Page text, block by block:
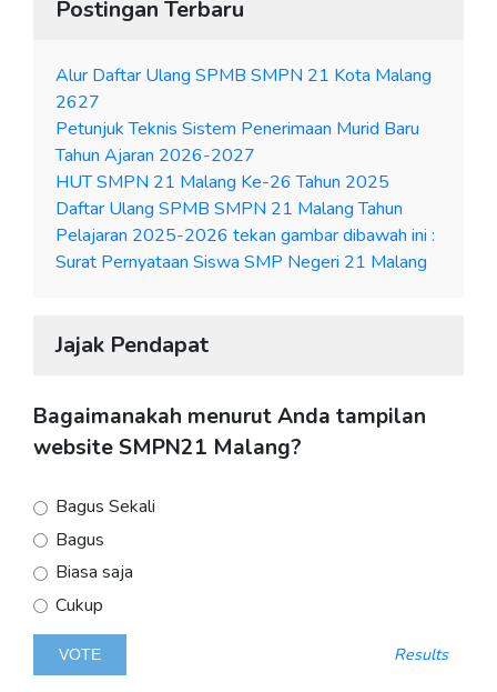
Postingan Terbaru
Alur Daftar Ulang SPMB SMPN 21 Kota Malang
2627
Petunjuk Teknis Sistem Penerimaan Murid Baru
Tahun Ajaran 2026-2027
HUT SMPN 21 Malang Ke-26 Tahun 2025
Daftar Ulang SPMB SMPN 21 Malang Tahun
Pelajaran 2025-2026 tekan gambar dibawah ini :
Surat Pernyataan Siswa SMP Negeri 21 Malang
Jajak Pendapat
Bagaimanakah menurut Anda tampilan
website SMPN21 Malang?
Bagus Sekali
Bagus
Biasa saja
Cukup
Results